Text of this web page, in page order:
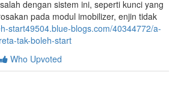
dengan sistem ini, seperti kunci yang
pada modul imobilizer, enjin tidak
start49504.blue-blogs.com/40344772/a-
tak-boleh-start
Who Upvoted